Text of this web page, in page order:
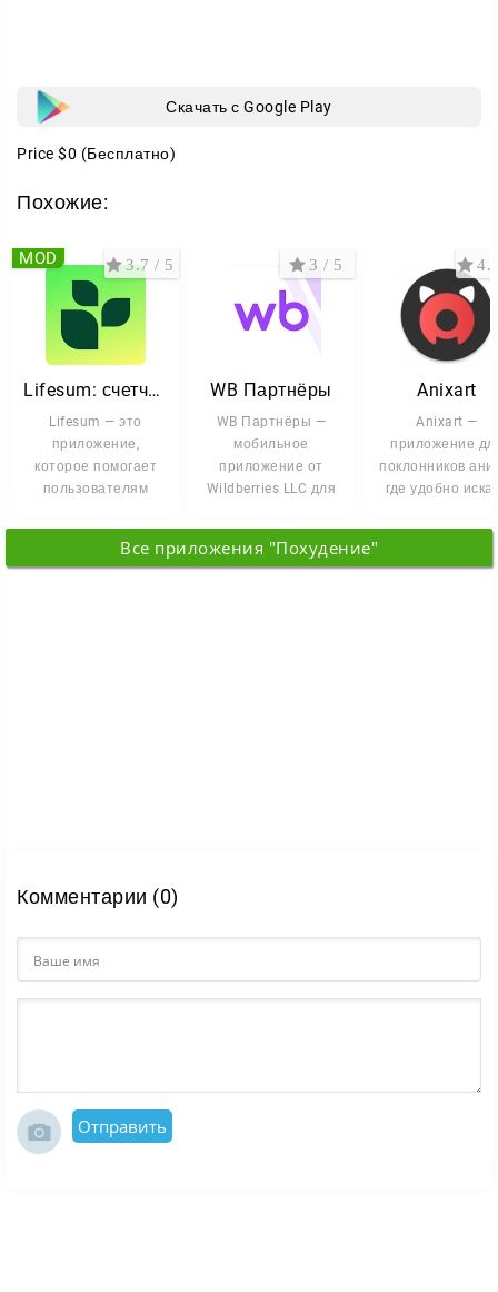
Скачать с Google Play
Price $0 (Бесплатно)
Похожие:
Lifesum: счетчик калорий
Lifesum — это
приложение,
которое помогает
пользователям
полезные привычки
и следить
3.7 / 5
MOD
WB Партнёры
WB Партнёры —
мобильное
приложение от
Wildberries LLC для
бизнесом прямо со
смартфона на
3 / 5
Anixart
Anixart —
приложение
поклонников
где удобно
новинками и
Все приложения "Похудение"
Комментарии (0)
Отправить